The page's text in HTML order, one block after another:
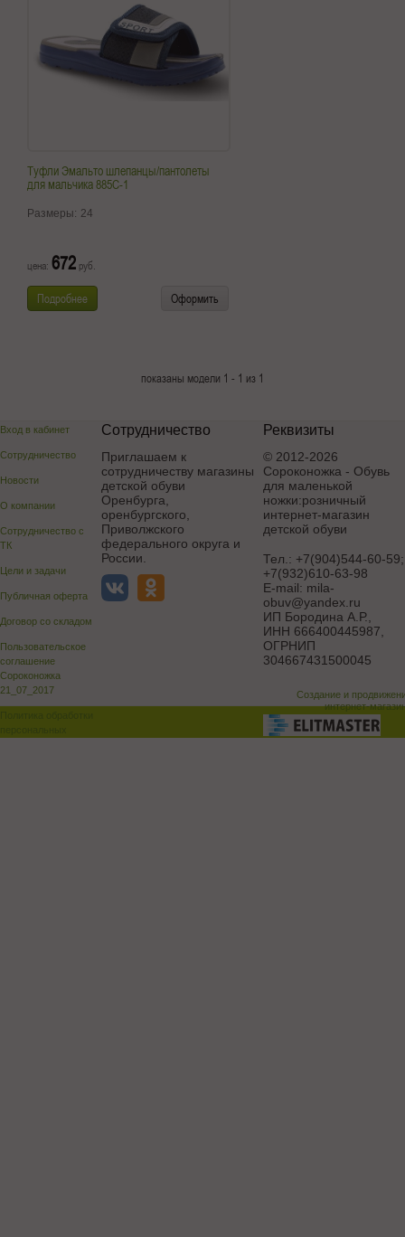
Туфли Эмальто шлепанцы/пантолеты
для мальчика 885С-1
Размеры: 24
цена: 672 руб.
Подробнее Оформить
показаны модели 1 - 1 из 1
Вход в кабинет
Сотрудничество
Новости
О компании
Сотрудничество с
ТК
Цели и задачи
Публичная оферта
Договор со складом
Пользовательское
соглашение
Сороконожка
21_07_2017
Сотрудничество
Приглашаем к
сотрудничеству магазины
детской обуви
Оренбурга,
оренбургского,
Приволжского
федерального округа и
России.
Реквизиты
© 2012-2026
Сороконожка - Обувь
для маленькой
ножки:розничный
интернет-магазин
детской обуви
Тел.: +7(904)544-60-59;
+7(932)610-63-98
E-mail: mila-
obuv@yandex.ru
ИП Бородина А.Р.
ИНН 666400445987,
ОГРНИП
304667431500045
Создание и
интернет-